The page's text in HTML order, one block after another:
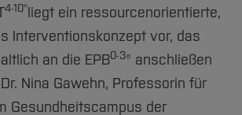
4-10®liegt ein ressourcenorientierte,
Interventionskonzept vor, das
an die EPB0-3® anschließen
Nina Gawehn, Professorin für
Gesundheitscampus der